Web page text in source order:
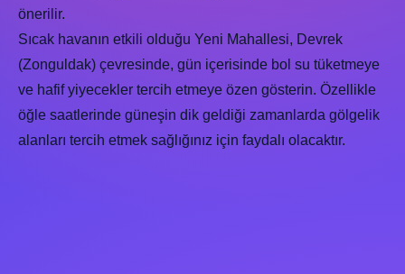
önerilir.
Sıcak havanın etkili olduğu Yeni Mahallesi, Devrek
(Zonguldak) çevresinde, gün içerisinde bol su tüketmeye
ve hafif yiyecekler tercih etmeye özen gösterin. Özellikle
öğle saatlerinde güneşin dik geldiği zamanlarda gölgelik
alanları tercih etmek sağlığınız için faydalı olacaktır.